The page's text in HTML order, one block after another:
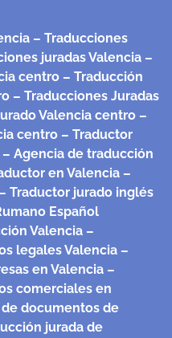
– Traducciones
juradas Valencia –
centro – Traducción
– Traducciones Juradas
Valencia centro –
centro – Traductor
– Agencia de traducción
en Valencia –
– Traductor jurado inglés
Español
Valencia –
legales Valencia –
en Valencia –
comerciales en
documentos de
jurada de